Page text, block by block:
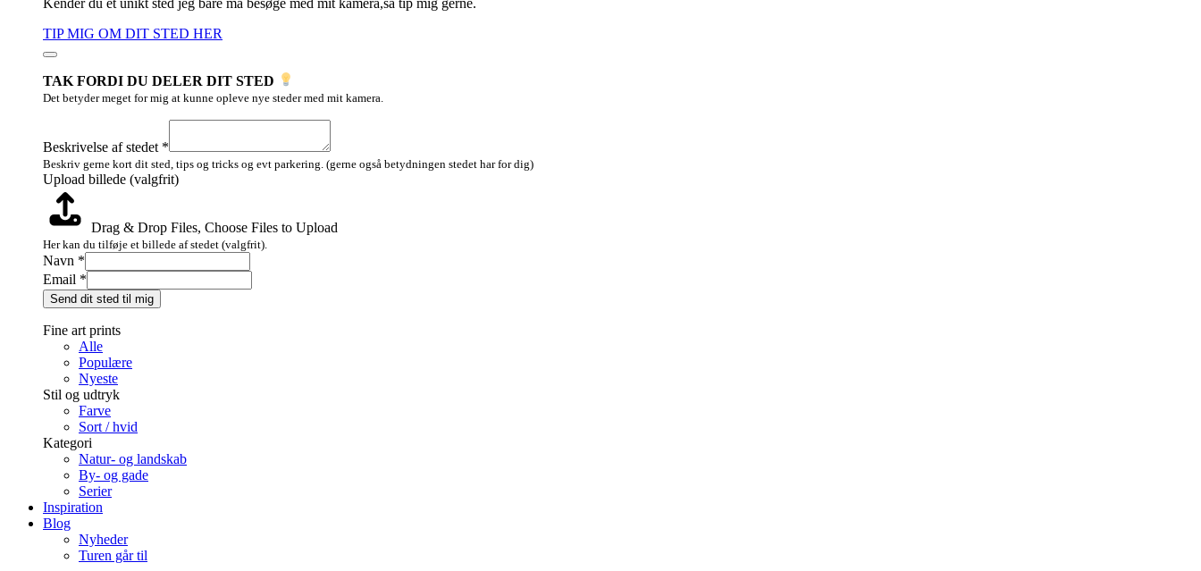
Kender du et unikt sted jeg bare må besøge med mit kamera,så tip mig gerne.
TIP MIG OM DIT STED HER
TAK FORDI DU DELER DIT STED
Det betyder meget for mig at kunne opleve nye steder med mit kamera.
billede
Layout
Beskrivelse af stedet *
Beskriv gerne kort dit sted, tips og tricks og evt parkering. (gerne også betydningen stedet har for dig)
Upload billede (valgfrit)
Drag & Drop Files, Choose Files to Upload
Her kan du tilføje et billede af stedet (valgfrit).
Navn *
Email *
Send dit sted til mig
Fine art prints
Alle
Populære
Nyeste
Stil og udtryk
Farve
Sort / hvid
Kategori
Natur- og landskab
By- og gade
Serier
Inspiration
Blog
Nyheder
Turen går til